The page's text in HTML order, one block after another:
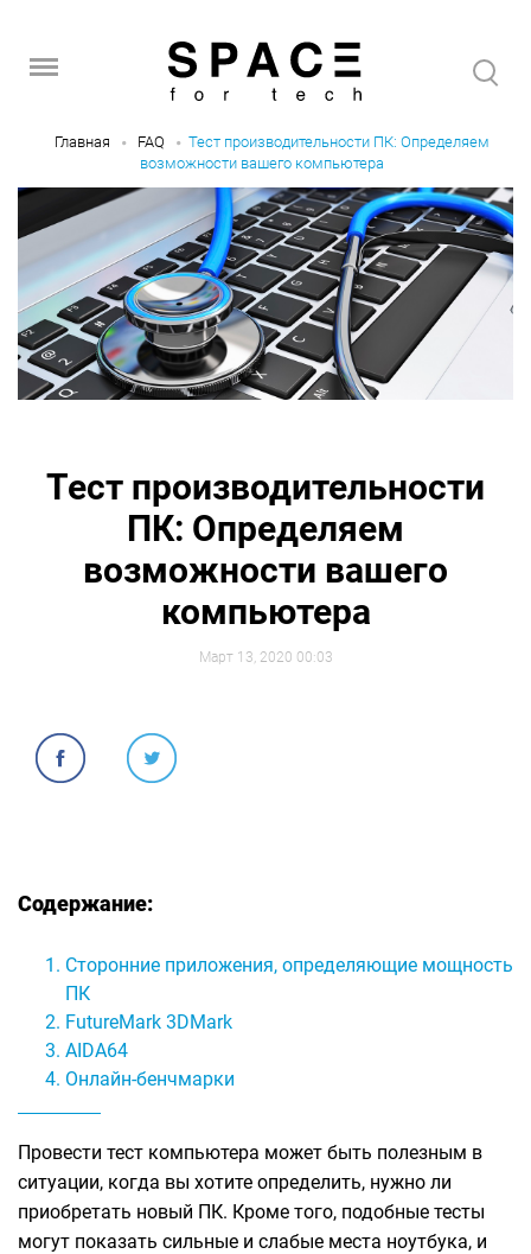
Главная FAQ
Тест производительности ПК: Определяем
возможности вашего компьютера
Тест производительности
ПК: Определяем
возможности вашего
компьютера
Март 13, 2020 00:03
Содержание:
Сторонние приложения, определяющие мощность
ПК
FutureMark 3DMark
AIDA64
Онлайн-бенчмарки
Провести тест компьютера может быть полезным в
ситуации, когда вы хотите определить, нужно ли
приобретать новый ПК. Кроме того, подобные тесты
могут показать сильные и слабые места ноутбука, и